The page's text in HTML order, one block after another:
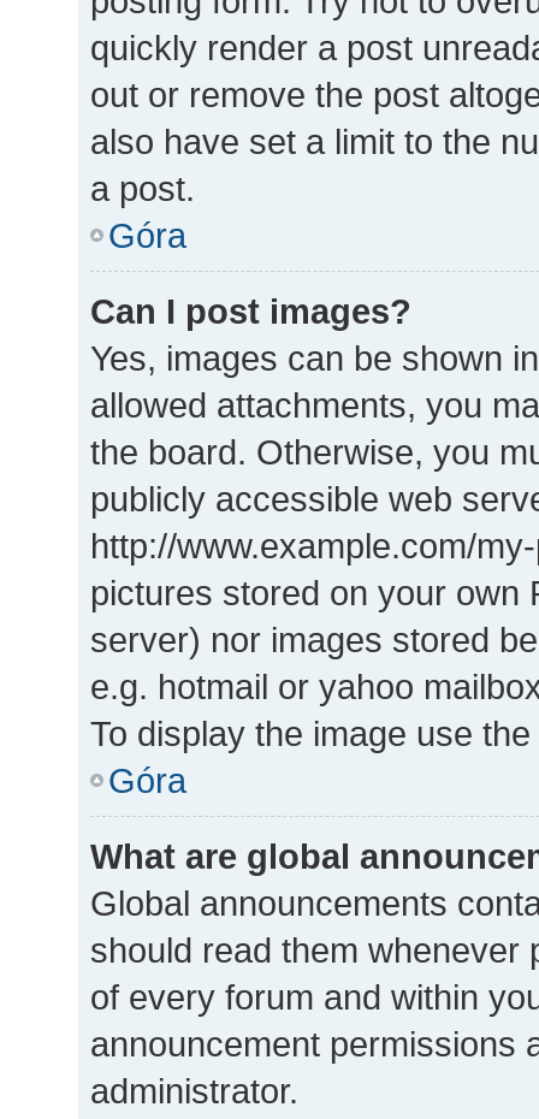
quickly render a post
out or remove the post
also have set a limit to the
a post.
Góra
Can I post images?
Yes, images can be shown
allowed attachments, you
the board. Otherwise, you
publicly accessible web
http://www.example.com/
pictures stored on your own
server) nor images stored
e.g. hotmail or yahoo
To display the image use
Góra
What are global
Global announcements
should read them whenever
of every forum and within
announcement permissions
administrator.